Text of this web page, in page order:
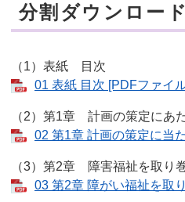
分割ダウンロード
（1）表紙 目次
01 表紙 目次 [PDFファイ
（2）第1章 計画の策定にあ
02 第1章 計画の策定に当
（3）第2章 障害福祉を取り
03 第2章 障がい福祉を取